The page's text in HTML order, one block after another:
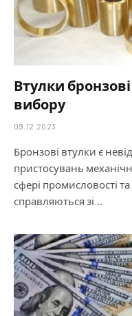
Втулки
вибору
09.12.2023
Бронзові втулки є
пристосувань
сфері промисловості
справляються зі…